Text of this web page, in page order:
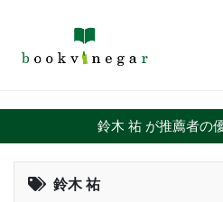
鈴木 祐 が推薦者の
鈴木 祐